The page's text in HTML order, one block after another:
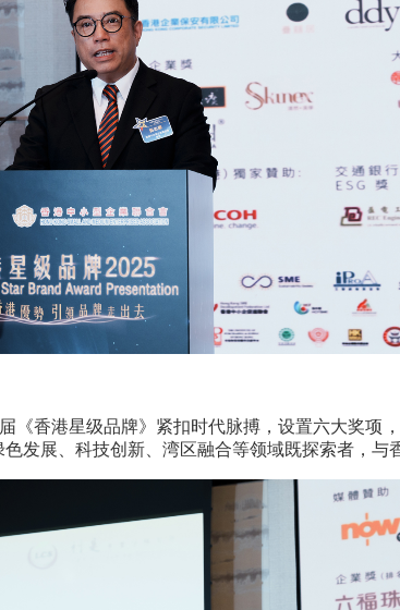
《香港星级品牌》紧扣时代脉搏，设置六大奖项
发展、科技创新、湾区融合等领域既探索者，与